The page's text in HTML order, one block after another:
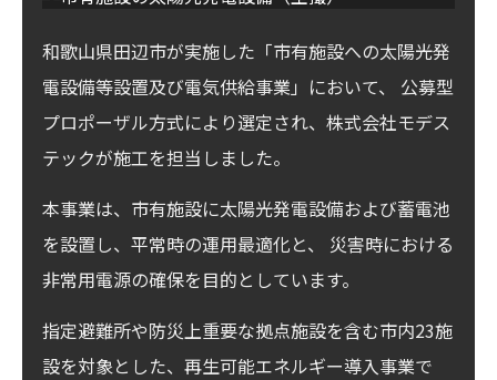
和歌山県田辺市が実施した「市有施設への太陽光発
電設備等設置及び電気供給事業」において、 公募型
プロポーザル方式により選定され、株式会社モデス
テックが施工を担当しました。
本事業は、市有施設に太陽光発電設備および蓄電池
を設置し、平常時の運用最適化と、 災害時における
非常用電源の確保を目的としています。
指定避難所や防災上重要な拠点施設を含む市内23施
設を対象とした、再生可能エネルギー導入事業で